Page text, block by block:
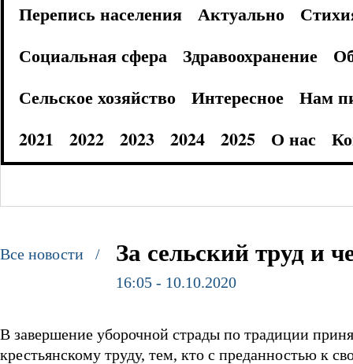
Перепись населения
Актуально
Социальная сфера
Здравоохранение
Сельское хозяйство
Интересное
Нам
2021
2022 2023 2024 2025 О нас
Все новости / За сельский труд и
16:05 - 10.10.2020
В завершение уборочной страды по традиции
крестьянскому труду, тем, кто с преданностью к